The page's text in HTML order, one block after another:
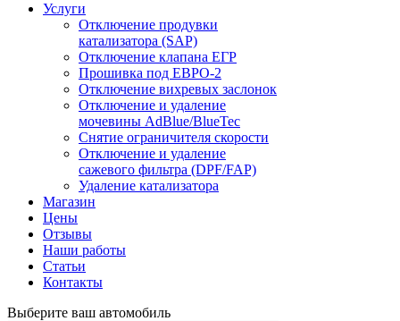
Услуги
Отключение продувки
катализатора (SAP)
Отключение клапана ЕГР
Прошивка под ЕВРО-2
Отключение вихревых заслонок
Отключение и удаление
мочевины AdBlue/BlueTec
Снятие ограничителя скорости
Отключение и удаление
сажевого фильтра (DPF/FAP)
Удаление катализатора
Магазин
Цены
Отзывы
Наши работы
Статьи
Контакты
Выберите ваш автомобиль